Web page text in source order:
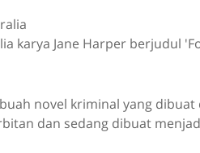
karya Jane Harper berjudul
novel kriminal yang
dan sedang dibuat